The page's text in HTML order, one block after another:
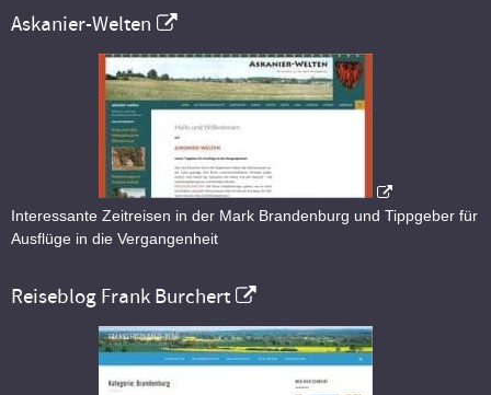
Askanier-Welten
Interessante Zeitreisen in der Mark Brandenburg und Tippgeber für
Ausflüge in die Vergangenheit
Reiseblog Frank Burchert